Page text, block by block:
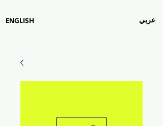
عربي ENGLISH